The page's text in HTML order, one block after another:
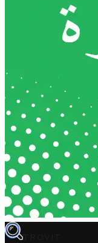
TROVIT